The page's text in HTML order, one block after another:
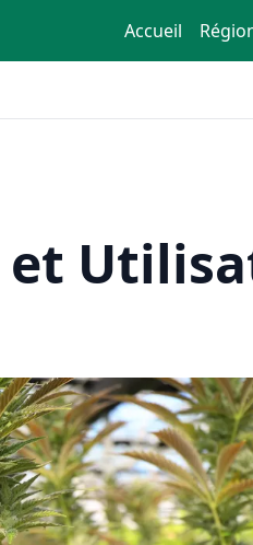
Accueil
et